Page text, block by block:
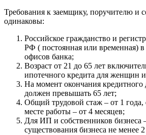
Требования к заемщику, поручителю и
одинаковы:
Российское гражданство и
РФ ( постоянная или временная) в
офисов банка;
Возраст от 21 до 65 лет
ипотечного кредита для женщин
На момент окончания кредитного
должен превышать 65 лет;
Общий трудовой стаж – от 1 года,
месте работы – от 4 месяцев;
Для ИП и собственников бизнеса
существования бизнеса не менее 2